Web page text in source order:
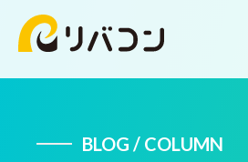
BLOG / COLUMN